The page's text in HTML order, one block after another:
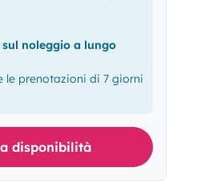
noleggio a lungo
le prenotazioni di 7 giorni
disponibilità